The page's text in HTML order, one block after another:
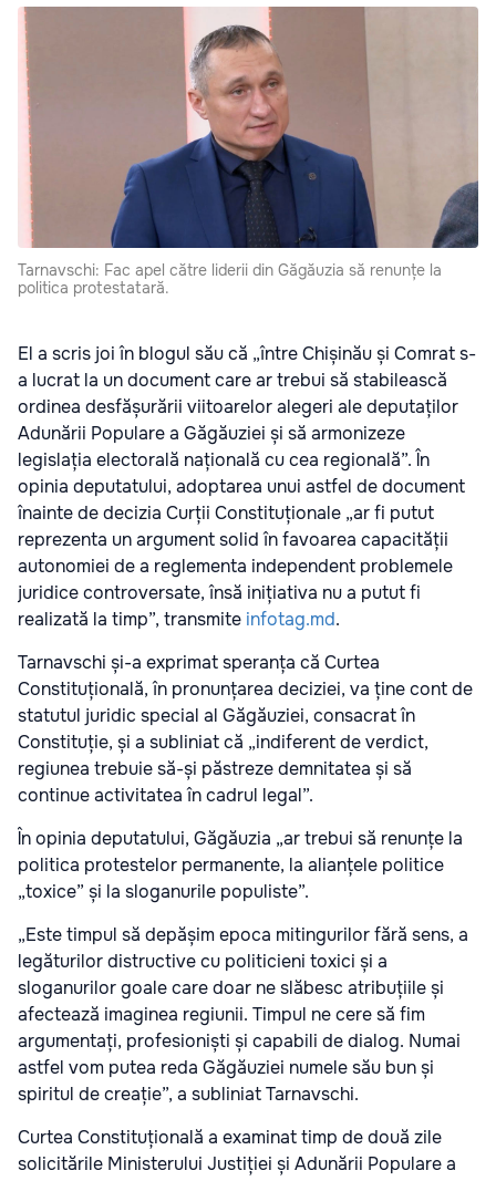
Tarnavschi: Fac apel către liderii din Găgăuzia să renunțe la
politica protestatară.
El a scris joi în blogul său că „între Chișinău și Comrat s-
a lucrat la un document care ar trebui să stabilească
ordinea desfășurării viitoarelor alegeri ale deputaților
Adunării Populare a Găgăuziei și să armonizeze
legislația electorală națională cu cea regională”. În
opinia deputatului, adoptarea unui astfel de document
înainte de decizia Curții Constituționale „ar fi putut
reprezenta un argument solid în favoarea capacității
autonomiei de a reglementa independent problemele
juridice controversate, însă inițiativa nu a putut fi
realizată la timp”, transmite infotag.md.
Tarnavschi și-a exprimat speranța că Curtea
Constituțională, în pronunțarea deciziei, va ține cont de
statutul juridic special al Găgăuziei, consacrat în
Constituție, și a subliniat că „indiferent de verdict,
regiunea trebuie să-și păstreze demnitatea și să
continue activitatea în cadrul legal”.
În opinia deputatului, Găgăuzia „ar trebui să renunțe la
politica protestelor permanente, la alianțele politice
„toxice” și la sloganurile populiste”.
„Este timpul să depășim epoca mitingurilor fără sens, a
legăturilor distructive cu politicieni toxici și a
sloganurilor goale care doar ne slăbesc atribuțiile și
afectează imaginea regiunii. Timpul ne cere să fim
argumentați, profesioniști și capabili de dialog. Numai
astfel vom putea reda Găgăuziei numele său bun și
spiritul de creație”, a subliniat Tarnavschi.
Curtea Constituțională a examinat timp de două zile
solicitările Ministerului Justiției și Adunării Populare a